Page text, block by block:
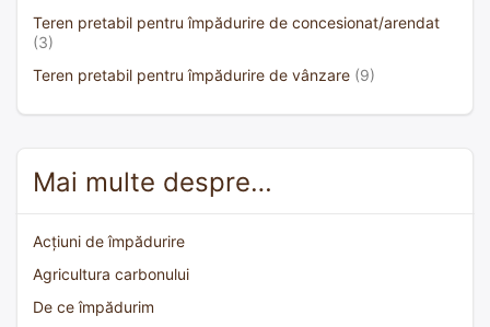
Teren pretabil pentru împădurire de concesionat/arendat
(3)
Teren pretabil pentru împădurire de vânzare (9)
Mai multe despre…
Acțiuni de împădurire
Agricultura carbonului
De ce împădurim